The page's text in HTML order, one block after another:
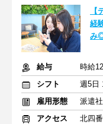
経
み
給与
時給
シフト
週5日
雇用形態
派遣
アクセス
北四